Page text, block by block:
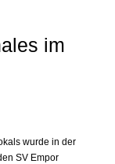
im
wurde in der
SV Empor